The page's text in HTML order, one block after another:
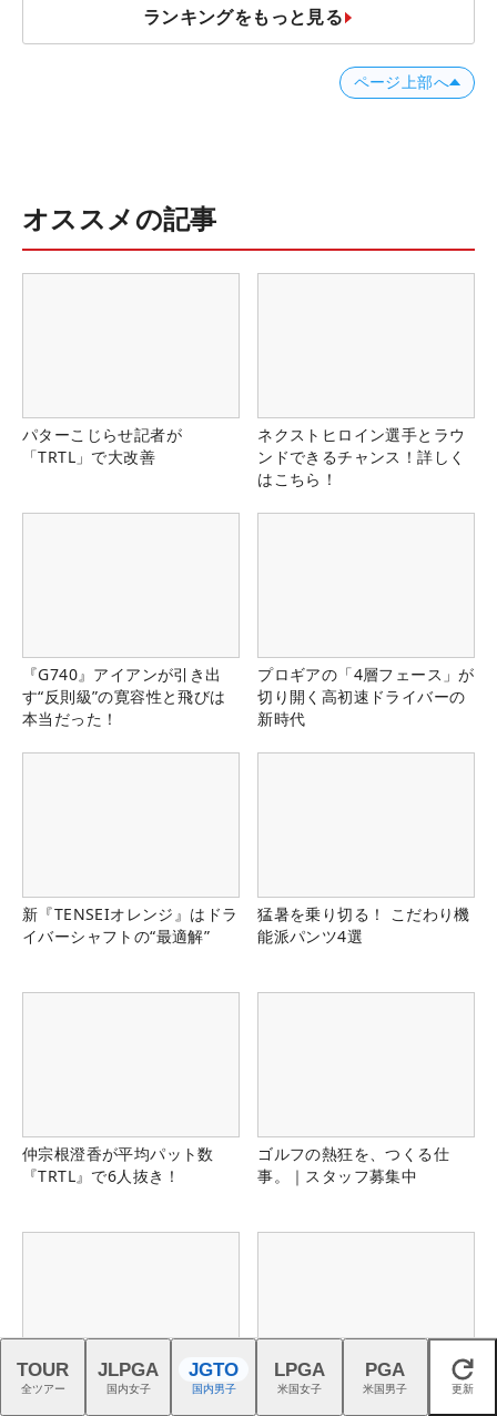
ランキングをもっと見る
ページ上部へ
オススメの記事
パターこじらせ記者が
「TRTL」で大改善
ネクストヒロイン選手とラウ
ンドできるチャンス！詳しく
はこちら！
『G740』アイアンが引き出
す“反則級”の寛容性と飛びは
本当だった！
プロギアの「4層フェース」が
切り開く高初速ドライバーの
新時代
新『TENSEIオレンジ』はドラ
イバーシャフトの“最適解”
猛暑を乗り切る！ こだわり機
能派パンツ4選
仲宗根澄香が平均パット数
『TRTL』で6人抜き！
ゴルフの熱狂を、つくる仕
事。｜スタッフ募集中
スイスの叡智が生んだTPTシ
8-9月のプレーに2回使える！
閉じる
TOUR
全ツアー
JLPGA
国内女子
JGTO
国内男子
LPGA
米国女子
PGA
米国男子 更新